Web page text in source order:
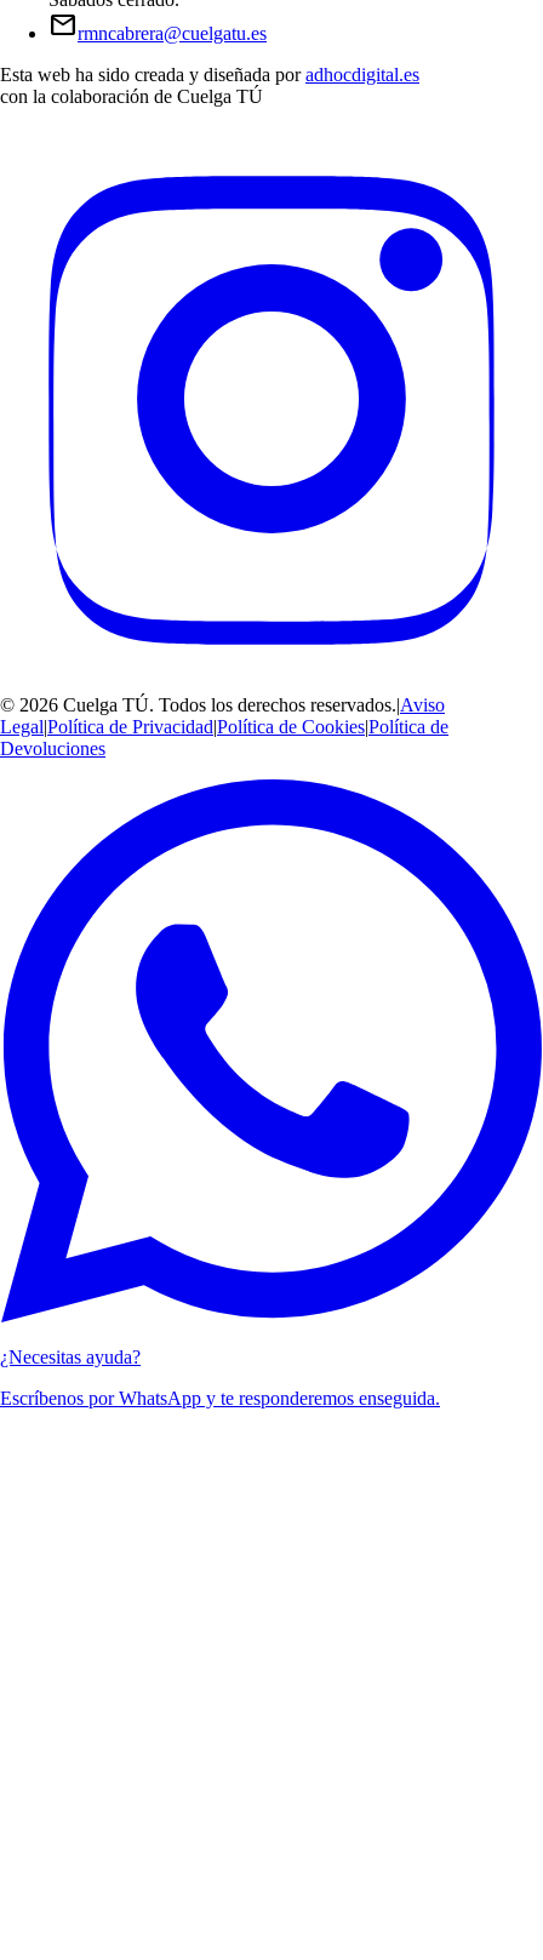
mailrmncabrera@cuelgatu.es
Esta web ha sido creada y diseñada por adhocdigital.es
con la colaboración de Cuelga TÚ
© 2026 Cuelga TÚ. Todos los derechos reservados.|Aviso
Legal|Política de Privacidad|Política de Cookies|Política de
Devoluciones
¿Necesitas ayuda?
Escríbenos por WhatsApp y te responderemos enseguida.